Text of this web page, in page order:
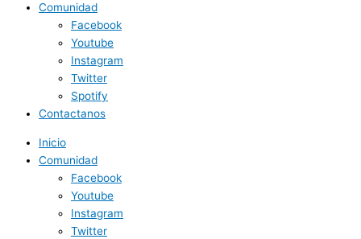
Comunidad
Facebook
Youtube
Instagram
Twitter
Spotify
Contactanos
Inicio
Comunidad
Facebook
Youtube
Instagram
Twitter